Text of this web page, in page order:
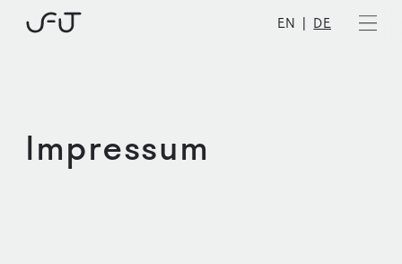
EN DE
Impressum